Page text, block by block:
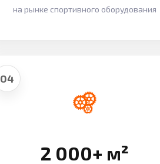
на рынке спортивного оборудования
04
2 000+ м²